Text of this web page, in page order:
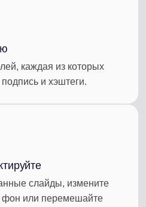
каждая из которых
и хэштеги.
слайды, измените
фон или перемешайте